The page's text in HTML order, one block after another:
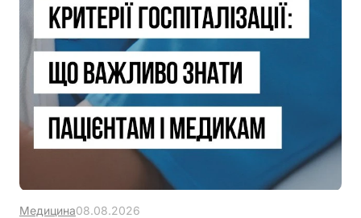
Медицина08.08.2026